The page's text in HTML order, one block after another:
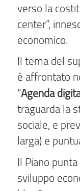
verso la
center”,
economico.
Il tema del
è affrontato
“Agenda
traguarda la
sociale, e
larga) e
Il Piano
sviluppo